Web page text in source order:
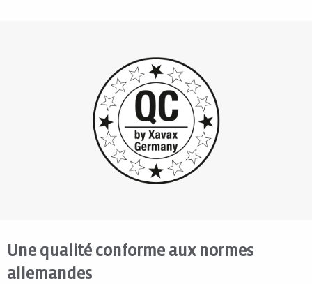
Une qualité conforme aux normes
allemandes